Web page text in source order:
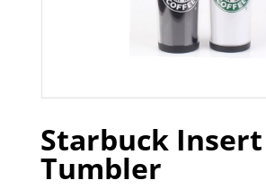
Starbuck
Tumbler